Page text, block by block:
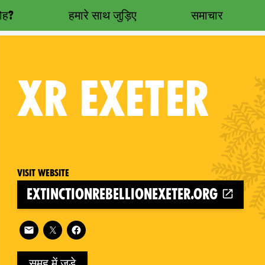
हमारे साथ जुड़िए समाचार
XR EXETER
Visit website
extinctionrebellionexeter.org
Follow XR Exeter on